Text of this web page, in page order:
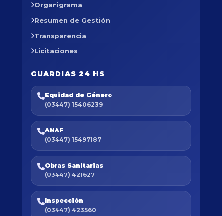
Organigrama
Resumen de Gestión
Transparencia
Licitaciones
GUARDIAS 24 HS
Equidad de Género
(03447) 15406239
ANAF
(03447) 15497187
Obras Sanitarias
(03447) 421627
Inspección
(03447) 423560